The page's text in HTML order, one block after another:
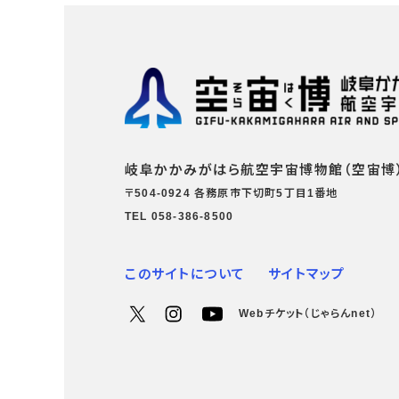
岐阜かかみがはら航空宇宙博物館（空宙博
〒504-0924 各務原市下切町5丁目1番地
TEL 058-386-8500
このサイトについて サイトマップ
Webチケット（じゃらんnet）